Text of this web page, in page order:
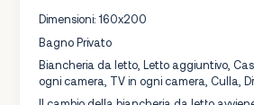
Dimensioni: 160x200
Bagno Privato
Biancheria da letto, Letto aggiuntivo,
ogni camera, TV in ogni camera, Culla,